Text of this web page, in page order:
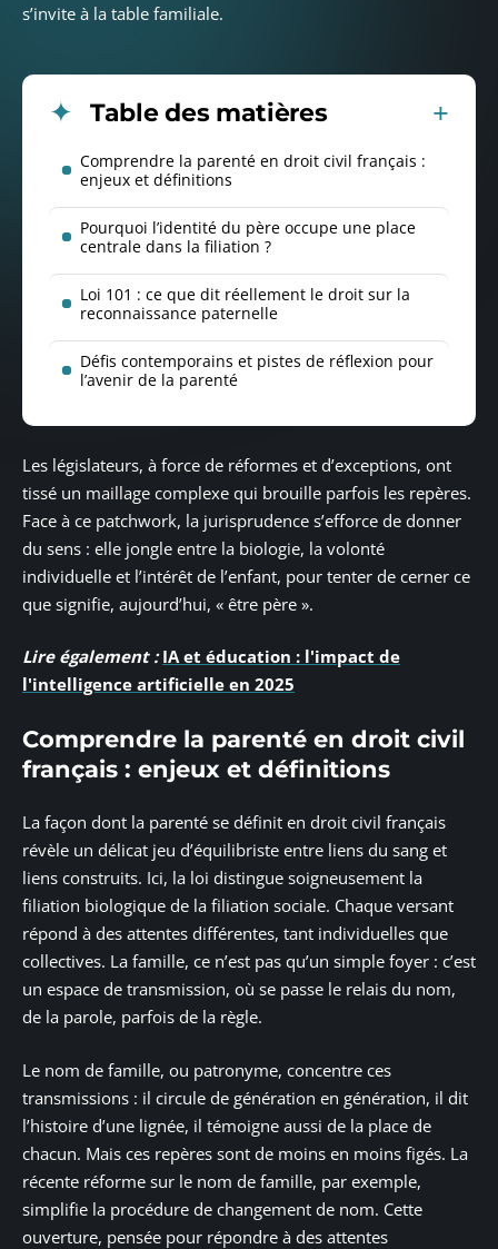
s’invite à la table familiale.
Table des matières
Comprendre la parenté en droit civil français :
enjeux et définitions
Pourquoi l’identité du père occupe une place
centrale dans la filiation ?
Loi 101 : ce que dit réellement le droit sur la
reconnaissance paternelle
Défis contemporains et pistes de réflexion pour
l’avenir de la parenté
Les législateurs, à force de réformes et d’exceptions, ont
tissé un maillage complexe qui brouille parfois les repères.
Face à ce patchwork, la jurisprudence s’efforce de donner
du sens : elle jongle entre la biologie, la volonté
individuelle et l’intérêt de l’enfant, pour tenter de cerner ce
que signifie, aujourd’hui, « être père ».
Lire également : IA et éducation : l'impact de
l'intelligence artificielle en 2025
Comprendre la parenté en droit civil
français : enjeux et définitions
La façon dont la parenté se définit en droit civil français
révèle un délicat jeu d’équilibriste entre liens du sang et
liens construits. Ici, la loi distingue soigneusement la
filiation biologique de la filiation sociale. Chaque versant
répond à des attentes différentes, tant individuelles que
collectives. La famille, ce n’est pas qu’un simple foyer : c’est
un espace de transmission, où se passe le relais du nom,
de la parole, parfois de la règle.
Le nom de famille, ou patronyme, concentre ces
transmissions : il circule de génération en génération, il dit
l’histoire d’une lignée, il témoigne aussi de la place de
chacun. Mais ces repères sont de moins en moins figés. La
récente réforme sur le nom de famille, par exemple,
simplifie la procédure de changement de nom. Cette
ouverture, pensée pour répondre à des attentes